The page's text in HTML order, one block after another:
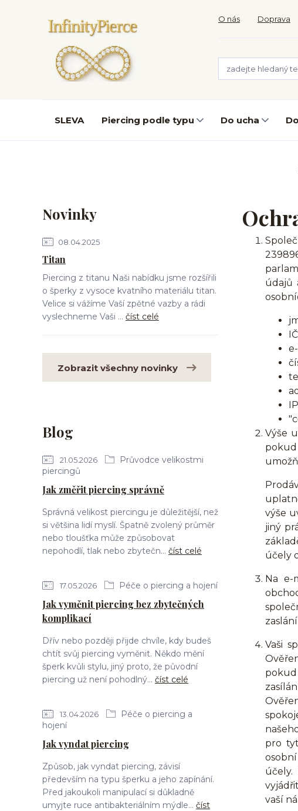
O nás Doprava
SLEVA Piercing podle typu Do ucha
Novinky
08.04.2025
Titan
Piercing z titanu Naši nabídku jsme rozšířili
o šperky z vysoce kvatního materiálu titan.
Velice si vážíme Vaší zpětné vazby a rádi
vyslechneme Vaši ... číst celé
Zobrazit všechny novinky
Blog
21.05.2026
Průvodce velikostmi
piercingů
Jak změřit piercing správně
Správná velikost piercingu je důležitější, než
si většina lidí myslí. Špatně zvolený průměr
nebo tloušťka může způsobovat
nepohodlí, tlak nebo zbytečn... číst celé
17.05.2026 Péče o piercing a hojení
Jak vyměnit piercing bez zbytečných
komplikací
Dřív nebo později přijde chvíle, kdy budeš
chtít svůj piercing vyměnit. Někdo mění
šperk kvůli stylu, jiný proto, že původní
piercing už není pohodlný... číst celé
13.04.2026
Péče o piercing a
hojení
Jak vyndat piercing
Způsob, jak vyndat piercing, závisí
především na typu šperku a jeho zapínání.
Před jakoukoli manipulací si důkladně
umyjte ruce antibakteriálním mýdle... číst
údajů
Výše
pokud
výše
jiný
účely
Na e-
Vaši
pokud
pro
účely.
vaší